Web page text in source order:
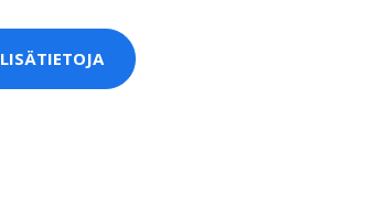
LISÄTIETOJA